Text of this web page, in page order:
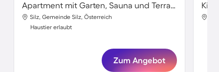
Apartment mit Garten, Sauna und Terrasse
Silz, Gemeinde Silz, Österreich
Haustier erlaubt
Zum Angebot